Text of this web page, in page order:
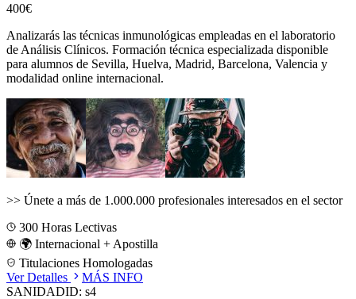
400€
Analizarás las técnicas inmunológicas empleadas en el laboratorio
de Análisis Clínicos. Formación técnica especializada disponible
para alumnos de Sevilla, Huelva, Madrid, Barcelona, Valencia y
modalidad online internacional.
>> Únete a más de 1.000.000 profesionales interesados en el sector
300 Horas Lectivas
🌍 Internacional + Apostilla
Titulaciones Homologadas
Ver Detalles
MÁS INFO
SANIDADID: s4